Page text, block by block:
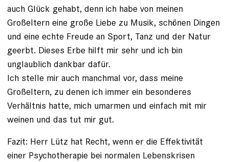
auch Glück gehabt, denn ich habe von meinen
Großeltern eine große Liebe zu Musik, schönen Dingen
und eine echte Freude an Sport, Tanz und der Natur
geerbt. Dieses Erbe hilft mir sehr und ich bin
unglaublich dankbar dafür.
Ich stelle mir auch manchmal vor, dass meine
Großeltern, zu denen ich immer ein besonderes
Verhältnis hatte, mich umarmen und einfach mit mir
weinen und das tut mir gut.
Fazit: Herr Lütz hat Recht, wenn er die Effektivität
einer Psychotherapie bei normalen Lebenskrisen